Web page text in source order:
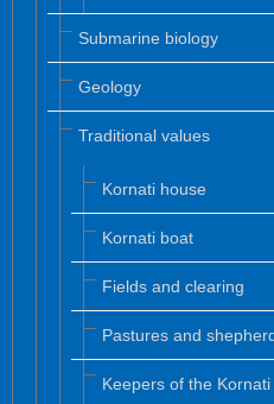
Submarine biology
Geology
Traditional values
Kornati house
Kornati boat
Fields and clearing
Pastures and
Keepers of the Kornati